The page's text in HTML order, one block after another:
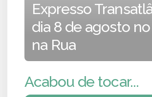
Expresso
dia 8 de agosto
na Rua
Acabou de tocar...